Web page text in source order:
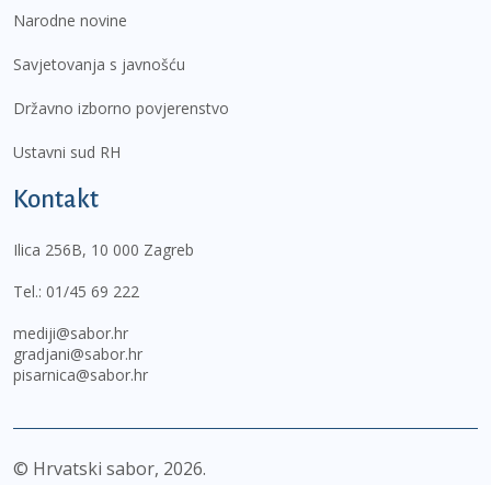
Narodne novine
Savjetovanja s javnošću
Državno izborno povjerenstvo
Ustavni sud RH
Kontakt
Ilica 256B, 10 000 Zagreb
Tel.: 01/45 69 222
mediji@sabor.hr
gradjani@sabor.hr
pisarnica@sabor.hr
© Hrvatski sabor, 2026